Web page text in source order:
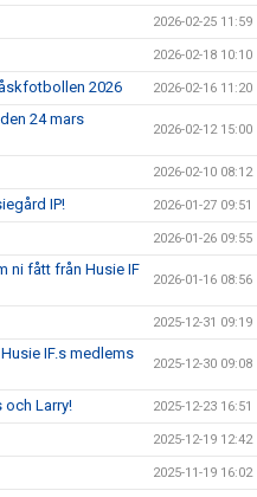
2026-02-25 11:59
2026-02-18 10:10
2026 2026-02-16 11:20
24 mars
2026-02-12 15:00
2026-02-10 08:12
IP! 2026-01-27 09:51
2026-01-26 09:55
ni fått från Husie IF
2026-01-16 08:56
2025-12-31 09:19
IF.s medlems
2025-12-30 09:08
och Larry! 2025-12-23 16:51
2025-12-19 12:42
2025-11-19 16:02